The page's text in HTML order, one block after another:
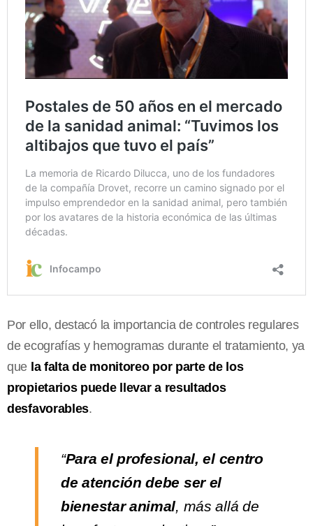
Por ello, destacó la importancia de controles regulares
de ecografías y hemogramas durante el tratamiento, ya
que la falta de monitoreo por parte de los
propietarios puede llevar a resultados
desfavorables.
“Para el profesional, el centro
de atención debe ser el
bienestar animal, más allá de